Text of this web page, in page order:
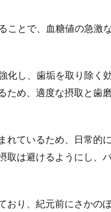
ことで、血糖値の急激
し、歯垢を取り除く
め、適度な摂取と歯
れているため、日常的
取は避けるようにし、
おり、紀元前にさかの